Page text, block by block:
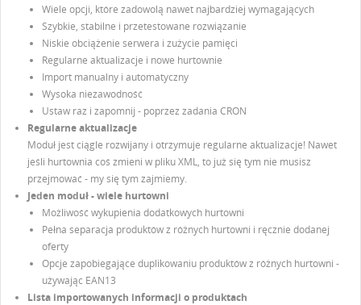
Wiele opcji, które zadowolą nawet najbardziej wymagających
Szybkie, stabilne i przetestowane rozwiązanie
Niskie obciążenie serwera i zużycie pamięci
Regularne aktualizacje i nowe hurtownie
Import manualny i automatyczny
Wysoka niezawodność
Ustaw raz i zapomnij - poprzez zadania CRON
Regularne aktualizacje
Moduł jest ciągle rozwijany i otrzymuje regularne aktualizacje! Nawet
jeśli hurtownia coś zmieni w pliku XML, to już się tym nie musisz
przejmować - my się tym zajmiemy.
Jeden moduł - wiele hurtowni
Możliwość wykupienia dodatkowych hurtowni
Pełna separacja produktów z różnych hurtowni i ręcznie dodanej
oferty
Opcje zapobiegające duplikowaniu produktów z różnych hurtowni -
używając EAN13
Lista importowanych informacji o produktach
DODAJ DO LISTY ŻYCZEŃ
add_circle_outline
NAZWA LISTY ŻYCZEŃ
Utwórz listę życzeń
Musisz być zalogowany by zapisać produkty na swojej
liście życzeń.
Anuluj